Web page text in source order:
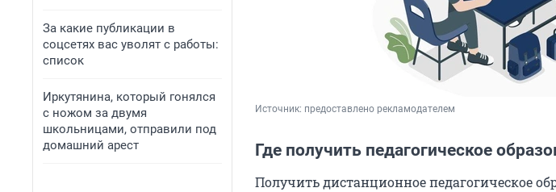
За какие публикации в
соцсетях вас уволят с работы:
список
Иркутянина, который гонялся
с ножом за двумя
школьницами, отправили под
домашний арест
Источник: предоставлено рекламодателем
Где получить педагогическое
Получить дистанционное педагогическое